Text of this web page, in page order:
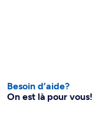
Besoin d’aide?
On est là pour vous!